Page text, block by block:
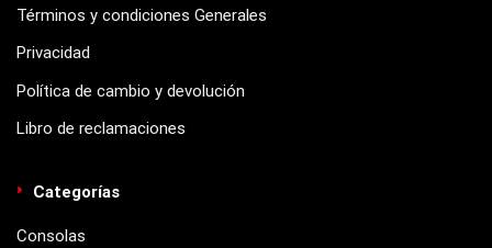
Términos y condiciones Generales
Privacidad
Política de cambio y devolución
Libro de reclamaciones
Categorías
Consolas